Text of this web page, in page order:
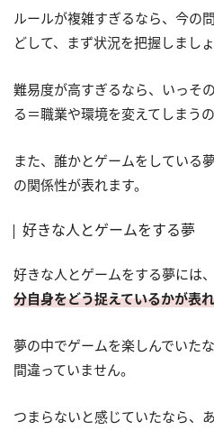
ルールが複雑すぎるなら、今の
どして、まず状況を把握しましょ
難易度が高すぎるなら、いっそ
る＝職業や環境を変えてしまう
また、誰かとゲームをしている
の関係性が表れます。
好きな人とゲームをする夢
好きな人とゲームをする夢には、
分自身をどう捉えているかが表
夢の中でゲームを楽しんでいた
間違っていません。
つまらないと感じていたなら、